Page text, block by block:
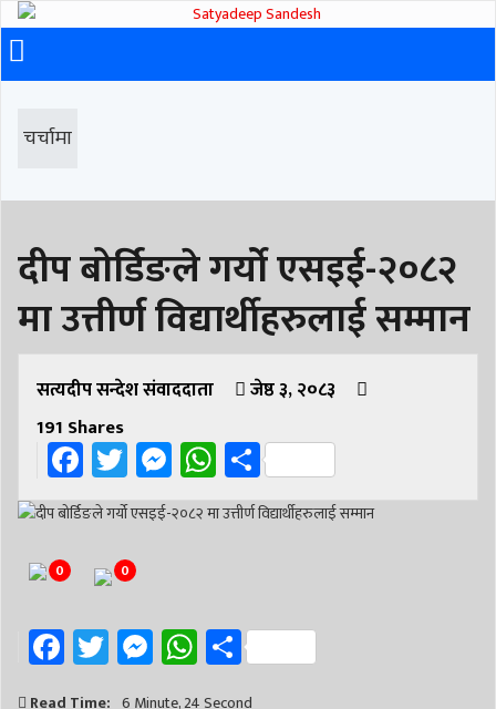
चर्चामा
दीप बोर्डिङले गर्यो एसइई-२०८२
मा उत्तीर्ण विद्यार्थीहरुलाई सम्मान
सत्यदीप सन्देश संवाददाता
जेष्ठ ३, २०८३
191 Shares
Facebook
Twitter
Messenger
WhatsApp
Share
0 0
Facebook
Twitter
Messenger
WhatsApp
Share
Read Time: 6 Minute, 24 Second